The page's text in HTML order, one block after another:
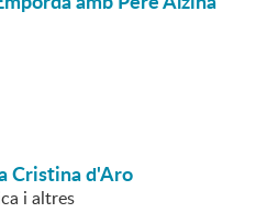
Cristina d'Aro
i altres